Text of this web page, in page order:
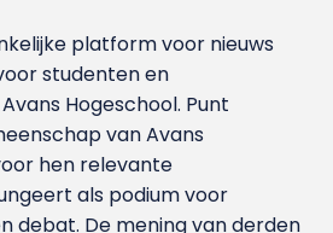
platform voor nieuws
studenten en
Hoge­school. Punt
van Avans
hen relevante
als podium voor
debat. De mening van derden